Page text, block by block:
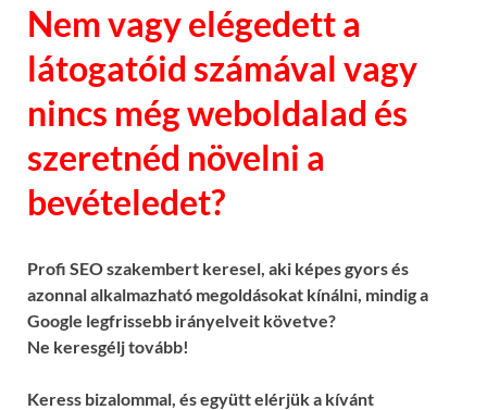
Nem vagy elégedett a
látogatóid számával vagy
nincs még weboldalad és
szeretnéd növelni a
bevételedet?
Profi SEO szakembert keresel, aki képes gyors és
azonnal alkalmazható megoldásokat kínálni, mindig a
Google legfrissebb irányelveit követve?
Ne keresgélj tovább!
Keress bizalommal, és együtt elérjük a kívánt